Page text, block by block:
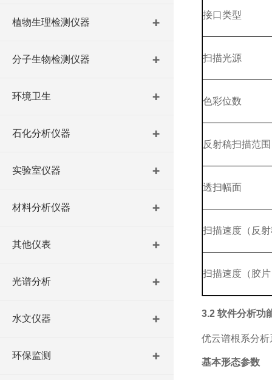
接口类型
扫描光源
色彩位数
反射稿扫描范围
透扫幅面
扫描速度（反
扫描速度（胶
3.2 软件分析功
优云谱根系分
基本形态参数
植物生理检测仪器
分子生物检测仪器
环境卫生
石化分析仪器
实验室仪器
材料分析仪器
其他仪表
光谱分析
水文仪器
环保监测